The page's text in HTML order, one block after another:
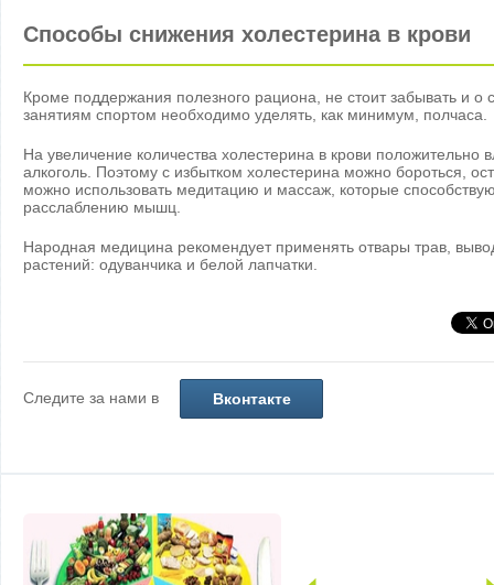
Способы снижения холестерина в крови
Кроме поддержания полезного рациона, не стоит забывать и о
занятиям спортом необходимо уделять, как минимум, полчаса.
На увеличение количества холестерина в крови положительно
алкоголь. Поэтому с избытком холестерина можно бороться,
можно использовать медитацию и массаж, которые
расслаблению мышц.
Народная медицина рекомендует применять отвары трав,
растений: одуванчика и белой лапчатки.
Следите за нами в Вконтакте